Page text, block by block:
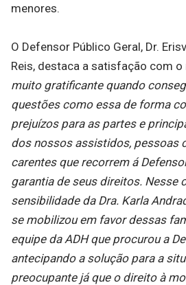
menores.
O Defensor Público Geral, Dr.
Reis, destaca a satisfação com
muito gratificante quando
questões como essa de forma
prejuízos para as partes e
dos nossos assistidos, pessoas
carentes que recorrem á
garantia de seus direitos. Nesse
sensibilidade da Dra. Karla
se mobilizou em favor dessas
equipe da ADH que procurou a
antecipando a solução para a
preocupante já que o direito à